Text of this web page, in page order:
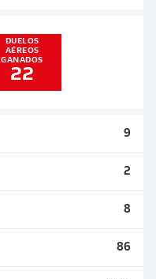
DUELOS
AÉREOS
GANADOS
22
9
2
8
86